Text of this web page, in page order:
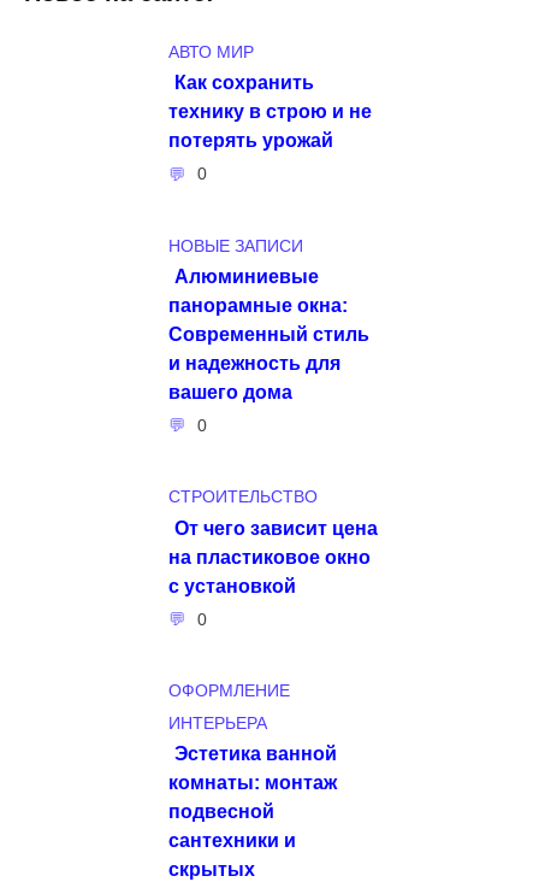
АВТО МИР
Как сохранить
технику в строю и не
потерять урожай
0
НОВЫЕ ЗАПИСИ
Алюминиевые
панорамные окна:
Современный стиль
и надежность для
вашего дома
0
СТРОИТЕЛЬСТВО
От чего зависит цена
на пластиковое окно
с установкой
0
ОФОРМЛЕНИЕ
ИНТЕРЬЕРА
Эстетика ванной
комнаты: монтаж
подвесной
сантехники и
скрытых